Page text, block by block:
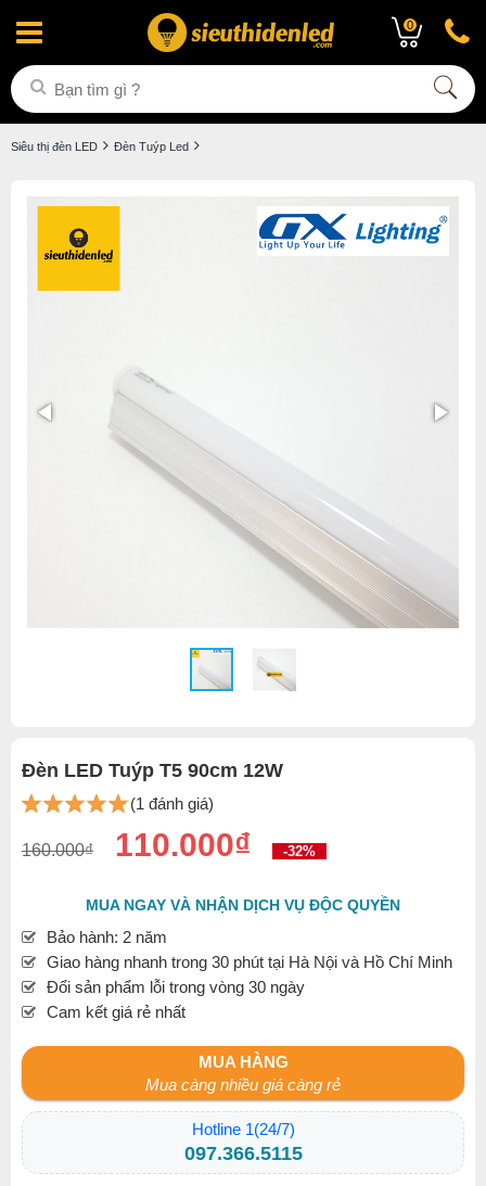
0
Siêu thị đèn LED Đèn Tuýp Led
Đèn LED Tuýp T5 90cm 12W
(1 đánh giá)
160.000₫ 110.000₫ -32%
MUA NGAY VÀ NHẬN DỊCH VỤ ĐỘC QUYỀN
Bảo hành: 2 năm
Giao hàng nhanh trong 30 phút tại Hà Nội và Hồ Chí Minh
Đổi sản phẩm lỗi trong vòng 30 ngày
Cam kết giá rẻ nhất
MUA HÀNG
Mua càng nhiều giá càng rẻ
Hotline 1(24/7)
097.366.5115